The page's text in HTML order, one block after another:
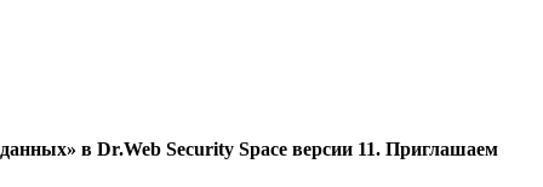
в Dr.Web Security Space версии 11. Приглашаем